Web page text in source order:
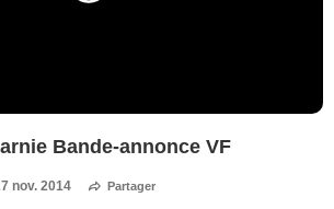
Bande-annonce VF
nov. 2014 Partager